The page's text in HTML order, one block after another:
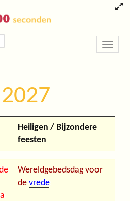
Toggle
Heiligen / Bijzondere
feesten
Wereldgebedsdag voor
de vrede